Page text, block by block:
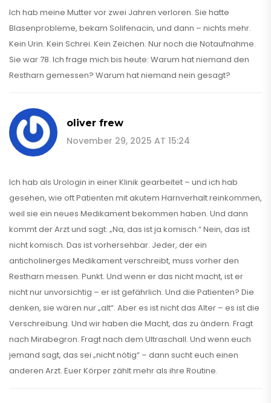
Ich hab meine Mutter vor zwei Jahren verloren. Sie hatte
Blasenprobleme, bekam Solifenacin, und dann – nichts mehr.
Kein Urin. Kein Schrei. Kein Zeichen. Nur noch die Notaufnahme.
Sie war 78. Ich frage mich bis heute: Warum hat niemand den
Restharn gemessen? Warum hat niemand nein gesagt?
oliver frew
November 29, 2025 AT 15:24
Ich hab als Urologin in einer Klinik gearbeitet – und ich hab
gesehen, wie oft Patienten mit akutem Harnverhalt reinkommen,
weil sie ein neues Medikament bekommen haben. Und dann
kommt der Arzt und sagt: „Na, das ist ja komisch.“ Nein, das ist
nicht komisch. Das ist vorhersehbar. Jeder, der ein
anticholinerges Medikament verschreibt, muss vorher den
Restharn messen. Punkt. Und wenn er das nicht macht, ist er
nicht nur unvorsichtig – er ist gefährlich. Und die Patienten? Die
denken, sie wären nur „alt“. Aber es ist nicht das Alter – es ist die
Verschreibung. Und wir haben die Macht, das zu ändern. Fragt
nach Mirabegron. Fragt nach dem Ultraschall. Und wenn euch
jemand sagt, das sei „nicht nötig“ – dann sucht euch einen
anderen Arzt. Euer Körper zählt mehr als ihre Routine.